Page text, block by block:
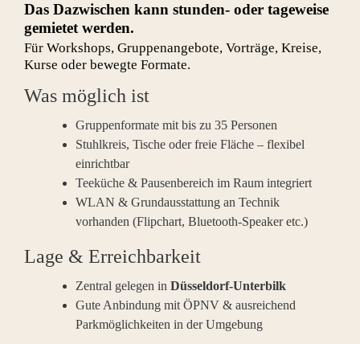
Das Dazwischen kann stunden- oder tageweise
gemietet werden.
Für Workshops, Gruppenangebote, Vorträge, Kreise,
Kurse oder bewegte Formate.
Was möglich ist
Gruppenformate mit bis zu 35 Personen
Stuhlkreis, Tische oder freie Fläche – flexibel
einrichtbar
Teeküche & Pausenbereich im Raum integriert
WLAN & Grundausstattung an Technik
vorhanden (Flipchart, Bluetooth-Speaker etc.)
Lage & Erreichbarkeit
Zentral gelegen in Düsseldorf-Unterbilk
Gute Anbindung mit ÖPNV & ausreichend
Parkmöglichkeiten in der Umgebung